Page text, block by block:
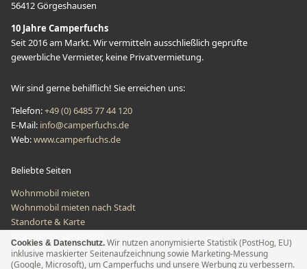
56412 Görgeshausen
10 Jahre Camperfuchs
Seit 2016 am Markt. Wir vermitteln ausschließlich geprüfte
gewerbliche Vermieter, keine Privatvermietung.
Wir sind gerne behilflich! Sie erreichen uns:
Telefon:+49 (0) 6485 77 44 120
E-Mail: info@camperfuchs.de
Web:www.camperfuchs.de
Beliebte Seiten
Wohnmobil mieten
Wohnmobil mieten nach Stadt
Standorte & Karte
Cookies & Datenschutz. Wir nutzen anonymisierte Statistik (PostHog, EU)
inklusive maskierter Seitenaufzeichnung sowie Marketing-Messung
(Google, Microsoft), um Camperfuchs und unsere Werbung zu verbessern.